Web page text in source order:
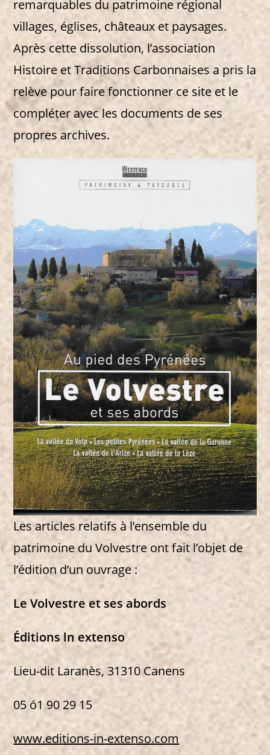
remarquables du patrimoine régional
villages, églises, châteaux et paysages.
Après cette dissolution, l’association
Histoire et Traditions Carbonnaises a pris la
relève pour faire fonctionner ce site et le
compléter avec les documents de ses
propres archives.
Les articles relatifs à l’ensemble du
patrimoine du Volvestre ont fait l’objet de
l’édition d’un ouvrage :
Le Volvestre et ses abords
Éditions ln extenso
Lieu-dit Laranès, 31310 Canens
05 ó1 90 29 15
www.editions-in-extenso.com